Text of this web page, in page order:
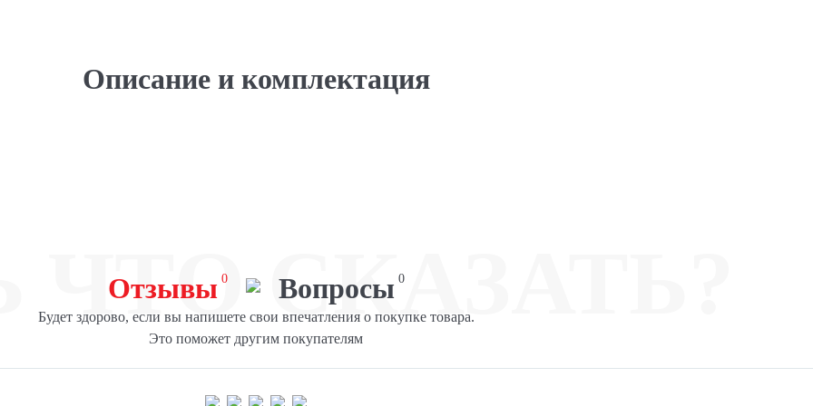
Описание и комплектация
ЧТО СКАЗАТЬ?
Отзывы 0 Вопросы 0
Будет здорово, если вы напишете свои впечатления о покупке товара.
Это поможет другим покупателям